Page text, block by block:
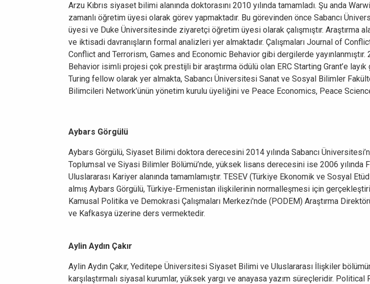
Arzu Kıbrıs siyaset bilimi alanında doktorasını 2010 yılında tamamladı. Şu anda
zamanlı öğretim üyesi olarak görev yapmaktadır. Bu görevinden önce Sabancı
üyesi ve Duke Üniversitesinde ziyaretçi öğretim üyesi olarak çalışmıştır. Araştırma
ve iktisadi davranışların formal analizleri yer almaktadır. Çalışmaları Journal of
Conflict and Terrorism, Games and Economic Behavior gibi dergilerde
Behavior isimli projesi çok prestijli bir araştırma ödülü olan ERC Starting Grant’e layık
Turing fellow olarak yer almakta, Sabancı Üniversitesi Sanat ve Sosyal Bilimler
Bilimcileri Network’ünün yönetim kurulu üyeliğini ve Peace Economics, Peace
Aybars Görgülü
Aybars Görgülü, Siyaset Bilimi doktora derecesini 2014 yılında Sabancı
Toplumsal ve Siyasi Bilimler Bölümü’nde, yüksek lisans derecesini ise 2006 yılında
Uluslararası Kariyer alanında tamamlamıştır. TESEV (Türkiye Ekonomik ve Sosyal
almış Aybars Görgülü, Türkiye-Ermenistan ilişkilerinin normalleşmesi için
Kamusal Politika ve Demokrasi Çalışmaları Merkezi'nde (PODEM) Araştırma
ve Kafkasya üzerine ders vermektedir.
Aylin Aydın Çakır
Aylin Aydın Çakır, Yeditepe Üniversitesi Siyaset Bilimi ve Uluslararası İlişkiler
karşılaştırmalı siyasal kurumlar, yüksek yargı ve anayasa yazım süreçleridir.